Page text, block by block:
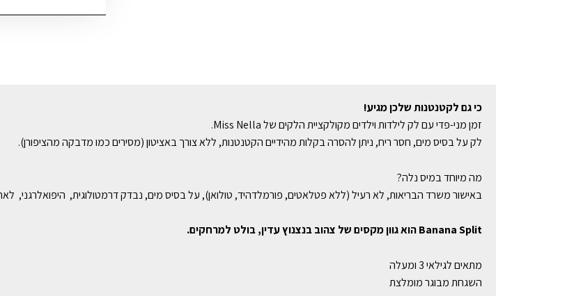
כי גם לקטנטנות שלכן מגיע!
זמן מני-פדי עם לק לילדות וילדים מקולקציית הלקים של Miss Nella.
לק על בסיס מים, חסר ריח, ניתן להסרה בקלות מהידיים הקטנטנות, ללא צורך באציטון (מסירים כמו מדבקה מהציפורן).
מה מיוחד במיס נלה?
באישור משרד הבריאות, לא רעיל (ללא פטלאטים, פורמלדהיד, טולואן), על בסיס מים, נבדק דרמטולוגית, היפואלרגני,
Banana Split הוא גוון מקסים של צהוב בנצנוץ עדין, בולט למרחקים.
מתאים לגילאי 3 ומעלה
השגחת מבוגר מומלצת